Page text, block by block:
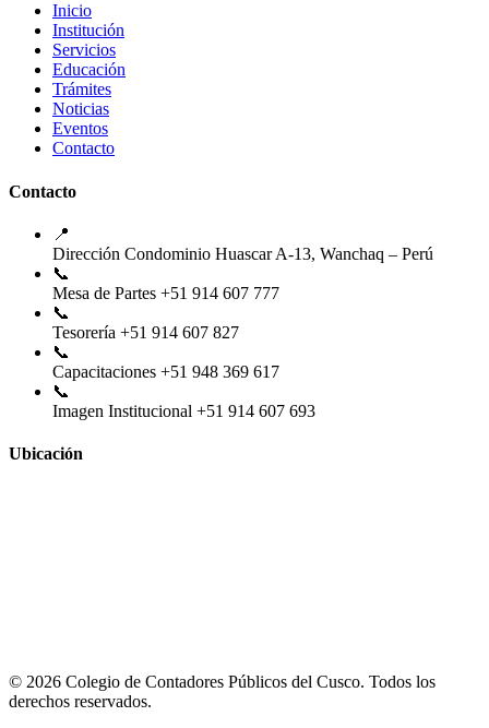
Inicio
Institución
Servicios
Educación
Trámites
Noticias
Eventos
Contacto
Contacto
📍
Dirección Condominio Huascar A-13, Wanchaq – Perú
📞
Mesa de Partes +51 914 607 777
📞
Tesorería +51 914 607 827
📞
Capacitaciones +51 948 369 617
📞
Imagen Institucional +51 914 607 693
Ubicación
© 2026 Colegio de Contadores Públicos del Cusco. Todos los
derechos reservados.